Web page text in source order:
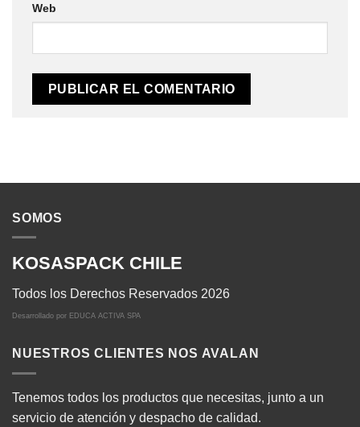
Web
SOMOS
KOSASPACK CHILE
Todos los Derechos Reservados 2026
Desarrollado por EDUCA ACTIVA SPA
NUESTROS CLIENTES NOS AVALAN
Tenemos todos los productos que necesitas, junto a un
servicio de atención y despacho de calidad.